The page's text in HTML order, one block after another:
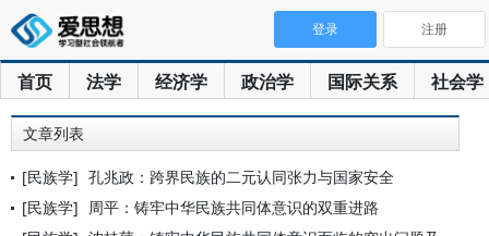
首页 法学 经济学 政治学 国际关系 社会学
登录 注册
文章列表
[民族学] 孔兆政：跨界民族的二元认同张力与国家安全
[民族学] 周平：铸牢中华民族共同体意识的双重进路